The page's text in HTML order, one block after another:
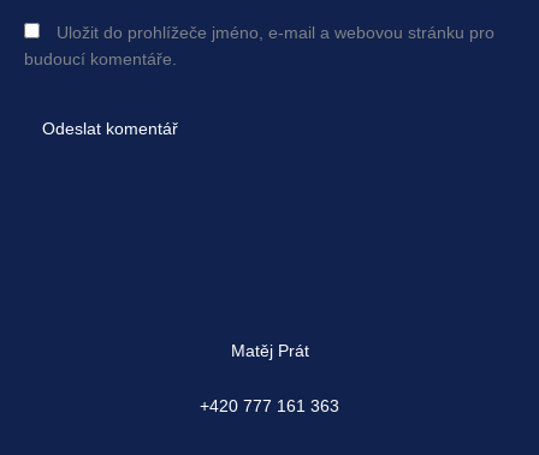
Uložit do prohlížeče jméno, e-mail a webovou stránku pro
budoucí komentáře.
Matěj Prát
+420 777 161 363